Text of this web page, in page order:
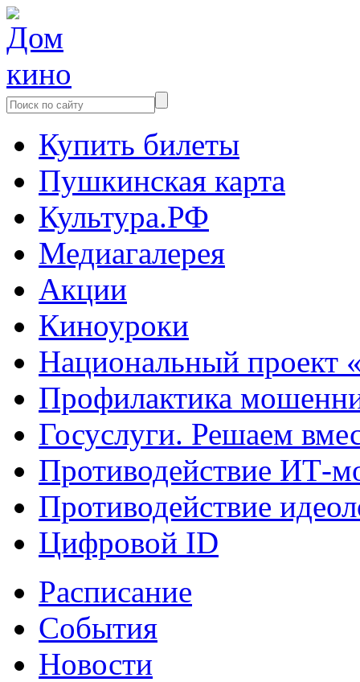
Купить билеты
Пушкинская карта
Культура.РФ
Медиагалерея
Акции
Киноуроки
Национальный проект
Профилактика
Госуслуги. Решаем
Противодействие ИТ-
Противодействие
Цифровой ID
Расписание
События
Новости